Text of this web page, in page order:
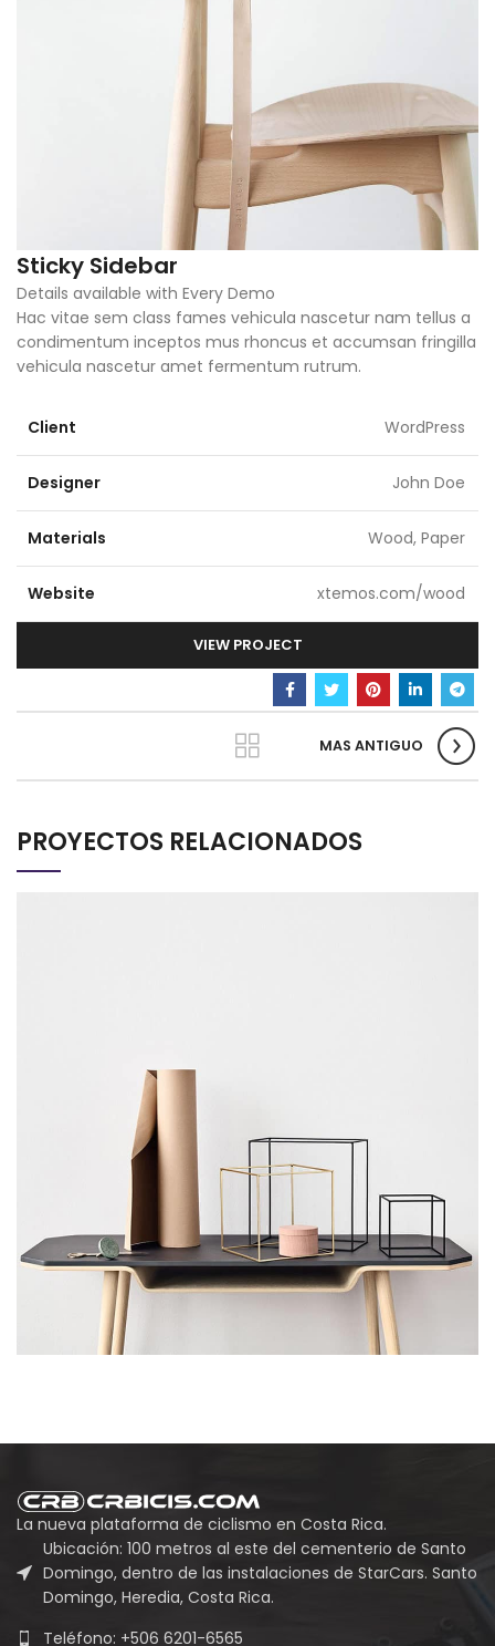
Sticky Sidebar
Details available with Every Demo
Hac vitae sem class fames vehicula nascetur nam tellus a
condimentum inceptos mus rhoncus et accumsan fringilla
vehicula nascetur amet fermentum rutrum.
Client WordPress
Designer John Doe
Materials Wood, Paper
Website xtemos.com/wood
VIEW PROJECT
MAS ANTIGUO
PROYECTOS RELACIONADOS
La nueva plataforma de ciclismo en Costa Rica.
Ubicación: 100 metros al este del cementerio de Santo
Domingo, dentro de las instalaciones de StarCars. Santo
Domingo, Heredia, Costa Rica.
Teléfono: +506 6201-6565